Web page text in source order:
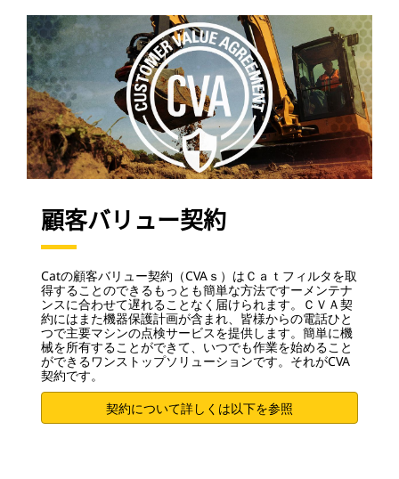
顧客バリュー契約
Catの顧客バリュー契約（CVAｓ）はＣａｔフィルタを取
得することのできるもっとも簡単な方法ですーメンテナ
ンスに合わせて遅れることなく届けられます。ＣＶＡ契
約にはまた機器保護計画が含まれ、皆様からの電話ひと
つで主要マシンの点検サービスを提供します。簡単に機
械を所有することができて、いつでも作業を始めること
ができるワンストップソリューションです。それがCVA
契約です。
契約について詳しくは以下を参照